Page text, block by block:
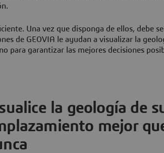
Una vez que disponga de ellos, debe
de GEOVIA le ayudan a visualizar la
para garantizar las mejores decisiones
la geología de
mejor